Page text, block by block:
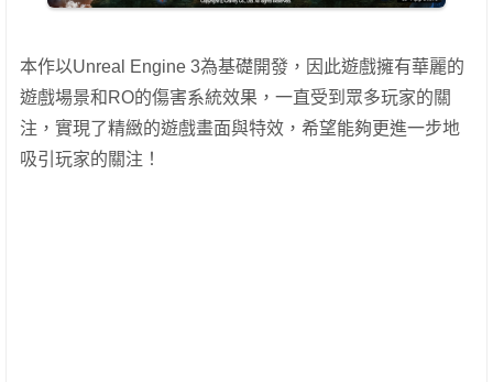
本作以Unreal Engine 3為基礎開發，因此遊戲擁有華麗的
遊戲場景和RO的傷害系統效果，一直受到眾多玩家的關
注，實現了精緻的遊戲畫面與特效，希望能夠更進一步地
吸引玩家的關注！